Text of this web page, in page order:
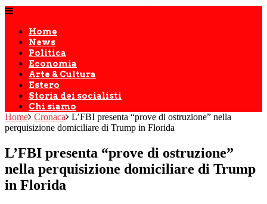
Home
News
Politica
Economia
Arte & Cultura
Estero
Storia dei socialisti
Chi siamo
Home Cronaca
L’FBI presenta “prove di ostruzione” nella
perquisizione domiciliare di Trump in Florida
L’FBI presenta “prove di ostruzione”
nella perquisizione domiciliare di Trump
in Florida